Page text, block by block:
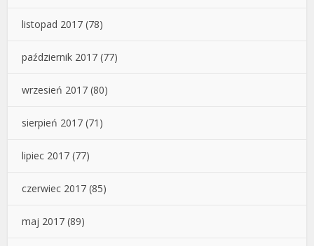
listopad 2017 (78)
październik 2017 (77)
wrzesień 2017 (80)
sierpień 2017 (71)
lipiec 2017 (77)
czerwiec 2017 (85)
maj 2017 (89)